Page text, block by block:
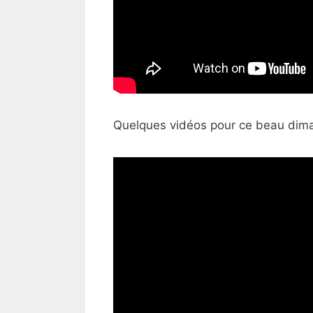
Quelques vidéos pour ce beau